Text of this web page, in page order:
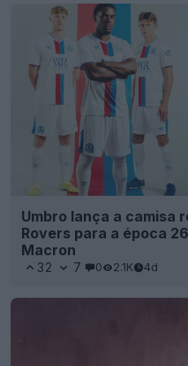
Umbro lança a camisa
Rovers para a época
Macron
32 7 0 2.1K 4d